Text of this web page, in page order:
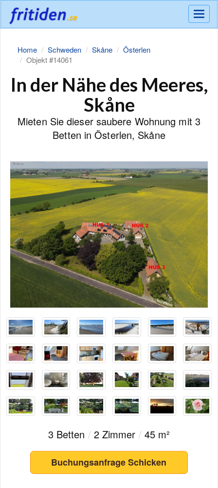
Meny
Home Schweden Skåne
Österlen
Objekt #14061
In der Nähe des Meeres,
Skåne
Mieten Sie dieser saubere Wohnung mit 3
Betten in Österlen, Skåne
3 Betten /2 Zimmer /45 m²
Buchungsanfrage Schicken